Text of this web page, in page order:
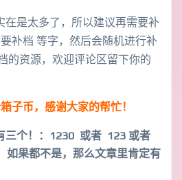
在是太多了，所以建议再需要补
补档 等字，然后会随机进行补
的资源，欢迎评论区留下你的
子币，感谢大家的帮忙！
个！
：1230 或者 123 或者
如果都不是，那么文章里肯定有